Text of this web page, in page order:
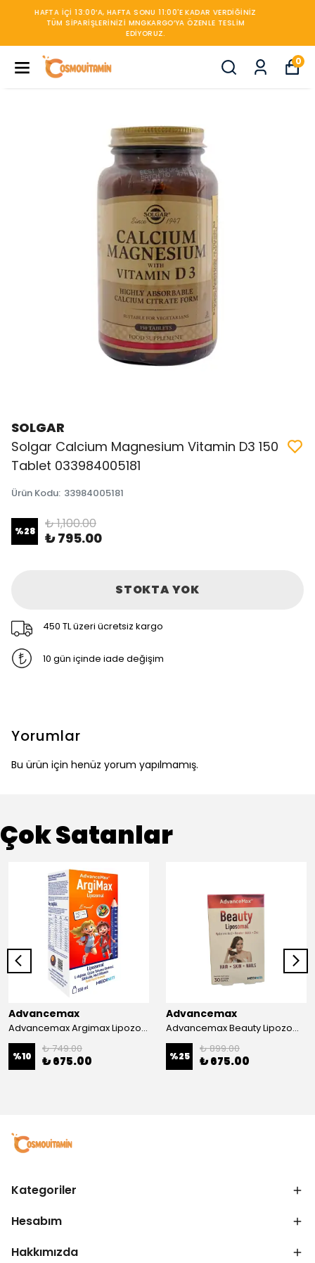
450TL ÜZERİ KARGO BEDAVA
0
SOLGAR
Solgar Calcium Magnesium Vitamin D3 150
Tablet 033984005181
Ürün Kodu: 33984005181
%28 ₺ 1,100.00
₺ 795.00
STOKTA YOK
450 TL üzeri ücretsiz kargo
10 gün içinde iade değişim
Yorumlar
Bu ürün için henüz yorum yapılmamış.
Çok Satanlar
Advancemax
Advancemax Argimax Lipozomal Sıvı 150 ml 8684375607587
%10
₺ 749.00
₺ 675.00
Advancemax
Advancemax Beauty Lipozomal Hyalüronik Asit Keratin Biotin Zn 30 Kapsül 8684375607556
%25
₺ 899.00
₺ 675.00
Kategoriler
Hesabım
Hakkımızda